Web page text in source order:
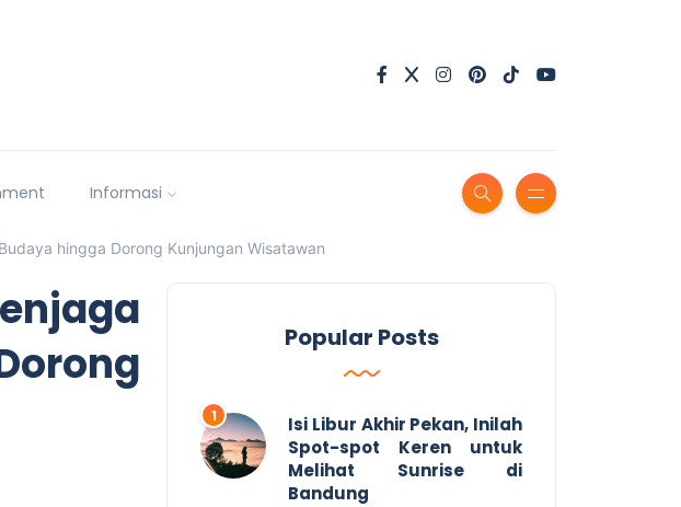
Informasi
hingga Dorong Kunjungan Wisatawan
Popular Posts
Isi Libur Akhir Pekan, Inilah
Spot-spot Keren untuk
Melihat Sunrise di
Bandung